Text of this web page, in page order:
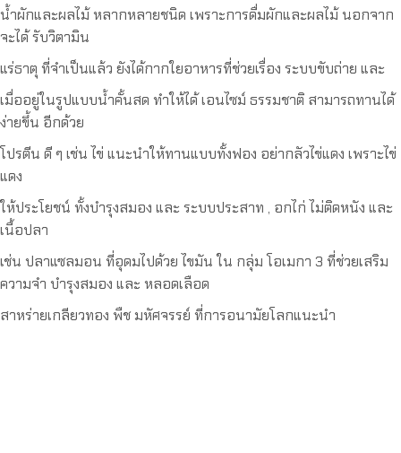
น้ำผักและผลไม้ หลากหลายชนิด เพราะการดื่มผักและผลไม้ นอกจาก
จะได้ รับวิตามิน
แร่ธาตุ ที่จำเป็นแล้ว ยังได้กากใยอาหารที่ช่วยเรื่อง ระบบขับถ่าย และ
เมื่ออยู่ในรูปแบบน้ำคั้นสด ทำให้ได้ เอนไซม์ ธรรมชาติ สามารถทานได้
ง่ายขึ้น อีกด้วย
โปรตีน ดี ๆ เช่น ไข่ แนะนำให้ทานแบบทั้งฟอง อย่ากลัวไข่แดง เพราะไข่
แดง
ให้ประโยชน์ ทั้งบำรุงสมอง และ ระบบประสาท , อกไก่ ไม่ติดหนัง และ
เนื้อปลา
เช่น ปลาแซลมอน ที่อุดมไปด้วย ไขมัน ใน กลุ่ม โอเมกา 3 ที่ช่วยเสริม
ความจำ บำรุงสมอง และ หลอดเลือด
สาหร่ายเกลียวทอง พืช มหัศจรรย์ ที่การอนามัยโลกแนะนำ